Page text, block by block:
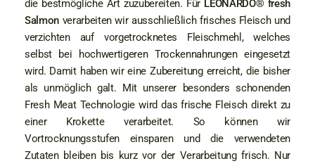
die bestmögliche Art zuzubereiten. Für LEONARDO® fresh
Salmon verarbeiten wir ausschließlich frisches Fleisch und
verzichten auf vorgetrocknetes Fleischmehl, welches
selbst bei hochwertigeren Trockennahrungen eingesetzt
wird. Damit haben wir eine Zubereitung erreicht, die bisher
als unmöglich galt. Mit unserer besonders schonenden
Fresh Meat Technologie wird das frische Fleisch direkt zu
einer Krokette verarbeitet. So können wir
Vortrocknungsstufen einsparen und die verwendeten
Zutaten bleiben bis kurz vor der Verarbeitung frisch. Nur